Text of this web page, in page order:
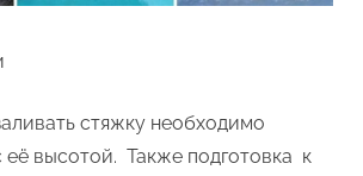
стяжку необходимо
её высотой. Также подготовка к